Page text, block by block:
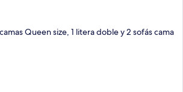
Queen size, 1 litera doble y 2 sofás cama